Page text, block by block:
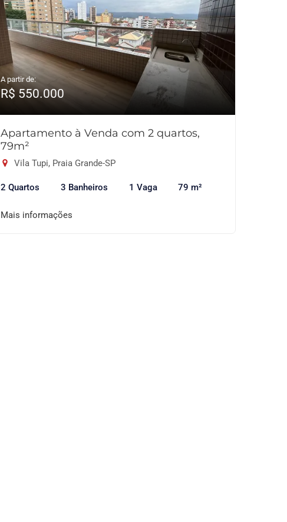
A partir de:
R$ 550.000
Apartamento à Venda com 2 quartos,
79m²
Vila Tupi, Praia Grande-SP
2 Quartos 3 Banheiros 1 Vaga 79 m²
Mais informações